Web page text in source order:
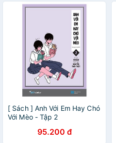
[ Sách ] Anh Với Em Hay Chó
Với Mèo - Tập 2
95.200 đ